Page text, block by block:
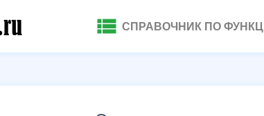
view_list СПРАВОЧНИК ПО